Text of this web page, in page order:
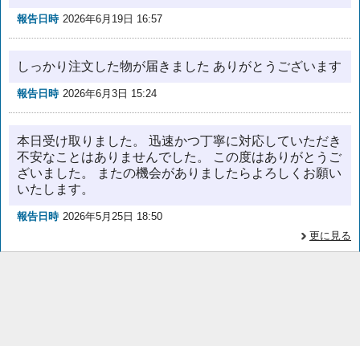
報告日時 2026年6月19日 16:57
しっかり注文した物が届きました ありがとうございます
報告日時 2026年6月3日 15:24
本日受け取りました。 迅速かつ丁寧に対応していただき
不安なことはありませんでした。 この度はありがとうご
ざいました。 またの機会がありましたらよろしくお願い
いたします。
報告日時 2026年5月25日 18:50
更に見る